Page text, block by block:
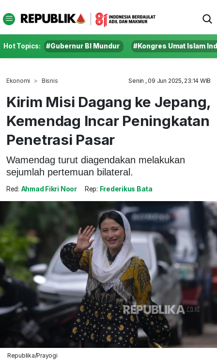
Hot Topics: #Gubernur BI Mundur #Kongres Umat Islam
Ekonomi Bisnis Senin , 09 Jun 2025, 23:14 WIB
Kirim Misi Dagang ke Jepang,
Kemendag Incar Peningkatan
Penetrasi Pasar
Wamendag turut diagendakan melakukan
sejumlah pertemuan bilateral.
Red: Ahmad Fikri Noor Rep: Frederikus Bata
Republika/Prayogi